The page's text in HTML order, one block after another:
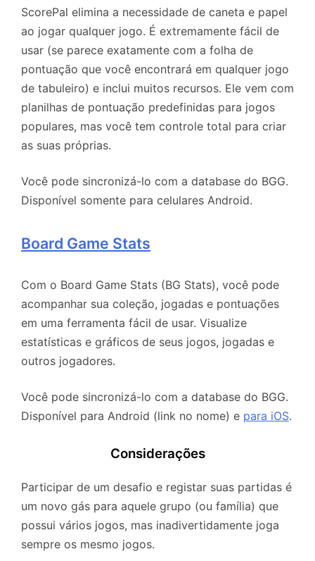
ScorePal elimina a necessidade de caneta e papel
ao jogar qualquer jogo. É extremamente fácil de
usar (se parece exatamente com a folha de
pontuação que você encontrará em qualquer jogo
de tabuleiro) e inclui muitos recursos. Ele vem com
planilhas de pontuação predefinidas para jogos
populares, mas você tem controle total para criar
as suas próprias.
Você pode sincronizá-lo com a database do BGG.
Disponível somente para celulares Android.
Board Game Stats
Com o Board Game Stats (BG Stats), você pode
acompanhar sua coleção, jogadas e pontuações
em uma ferramenta fácil de usar. Visualize
estatísticas e gráficos de seus jogos, jogadas e
outros jogadores.
Você pode sincronizá-lo com a database do BGG.
Disponível para Android (link no nome) e para iOS.
Considerações
Participar de um desafio e registar suas partidas é
um novo gás para aquele grupo (ou família) que
possui vários jogos, mas inadivertidamente joga
sempre os mesmo jogos.